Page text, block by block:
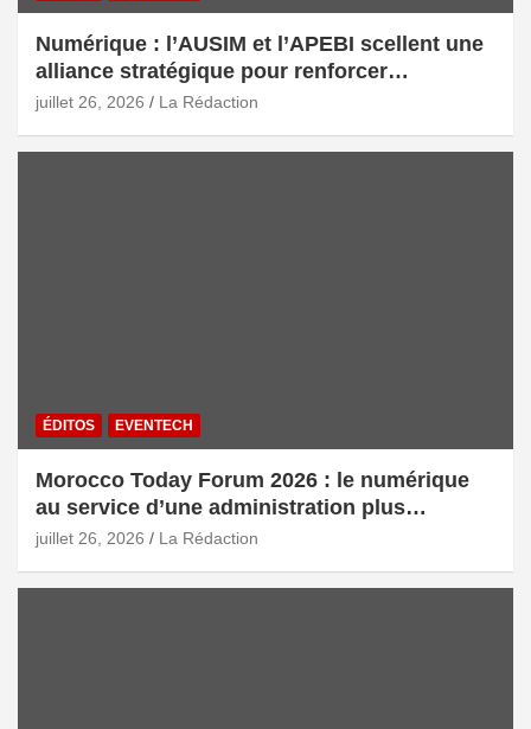
Numérique : l’AUSIM et l’APEBI scellent une
alliance stratégique pour renforcer
l’écosystème digital marocain
juillet 26, 2026 La Rédaction
ÉDITOS EVENTECH
Morocco Today Forum 2026 : le numérique
au service d’une administration plus
intelligente
juillet 26, 2026 La Rédaction